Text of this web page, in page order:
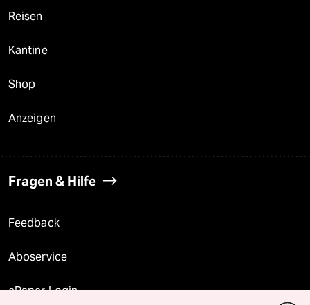
Reisen
Kantine
Shop
Anzeigen
Fragen & Hilfe
Feedback
Aboservice
ePaper Login